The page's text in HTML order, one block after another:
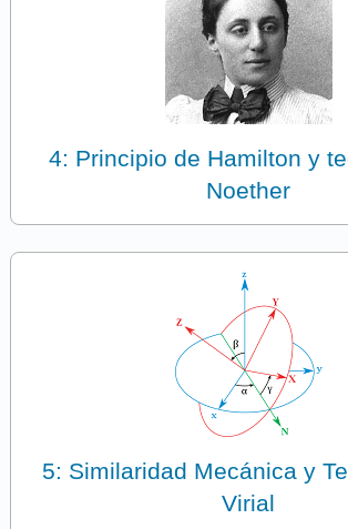
4: Principio de Hamilton y
Noether
5: Similaridad Mecánica y
Virial